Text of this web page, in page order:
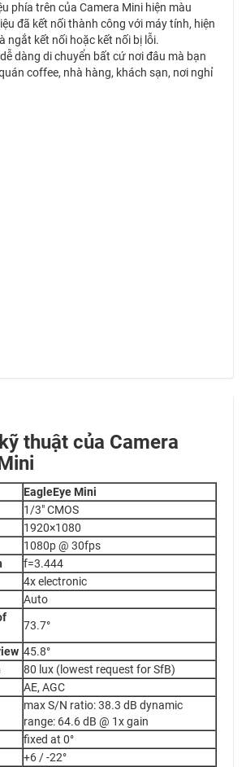
phía trên của Camera Mini hiện màu
đã kết nối thành công với máy tính, hiện
ngắt kết nối hoặc kết nối bị lỗi.
dàng di chuyển bất cứ nơi đâu mà bạn
coffee, nhà hàng, khách sạn, nơi nghỉ
thuật của Camera
EagleEye Mini
1/3″ CMOS
1920×1080
1080p @ 30fps
f=3.444
4x electronic
Auto
73.7°
45.8°
80 lux (lowest request for SfB)
AE, AGC
max S/N ratio: 38.3 dB dynamic
range: 64.6 dB @ 1x gain
fixed at 0°
+6 / -22°